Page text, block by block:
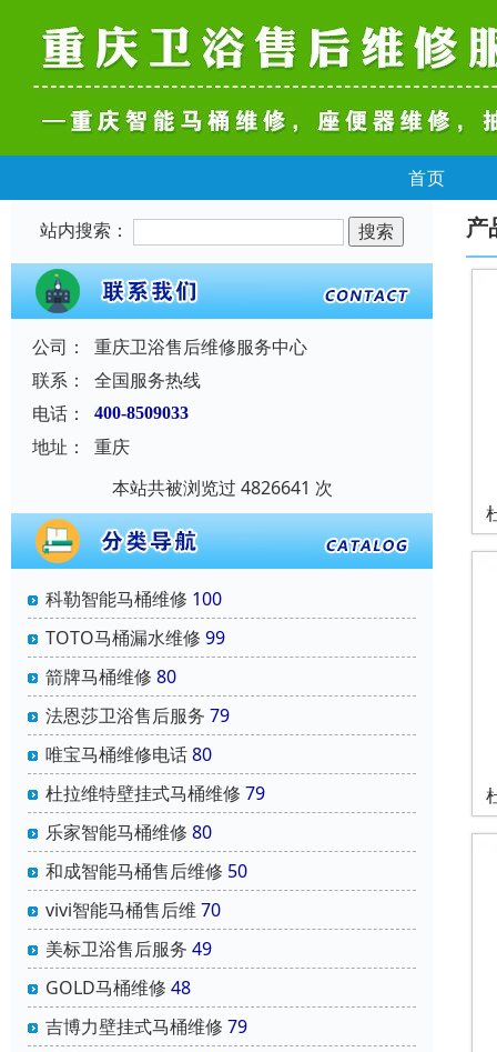
首页
站内搜索：
公司：
重庆卫浴售后维修服务中心
联系：
全国服务热线
电话：
400-8509033
地址：
重庆
本站共被浏览过 4826641 次
科勒智能马桶维修 100
TOTO马桶漏水维修 99
箭牌马桶维修 80
法恩莎卫浴售后服务 79
唯宝马桶维修电话80
杜拉维特壁挂式马桶维修 79
乐家智能马桶维修 80
和成智能马桶售后维修 50
vivi智能马桶售后维 70
美标卫浴售后服务 49
GOLD马桶维修 48
吉博力壁挂式马桶维修 79
产